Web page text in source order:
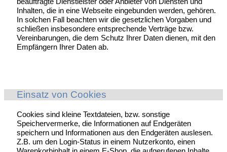
Inhalten, die in eine Webseite eingebunden werden, gehören.
In solchen Fall beachten wir die gesetzlichen Vorgaben und
schließen insbesondere entsprechende Verträge bzw.
Vereinbarungen, die dem Schutz Ihrer Daten dienen, mit den
Empfängern Ihrer Daten ab.
Einsatz von Cookies
Cookies sind kleine Textdateien, bzw. sonstige
Speichervermerke, die Informationen auf Endgeräten
speichern und Informationen aus den Endgeräten auslesen.
Z.B. um den Login-Status in einem Nutzerkonto, einen